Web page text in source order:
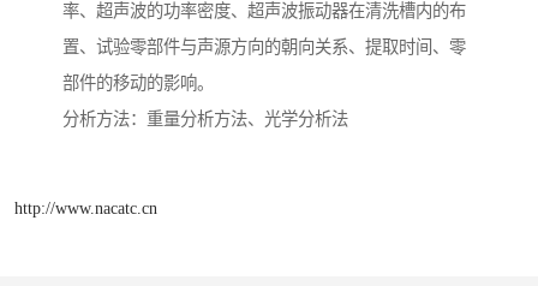
率、超声波的功率密度、超声波振动器在清洗槽内的布
置、试验零部件与声源方向的朝向关系、提取时间、零
部件的移动的影响。
分析方法：重量分析方法、光学分析法
http://www.nacatc.cn